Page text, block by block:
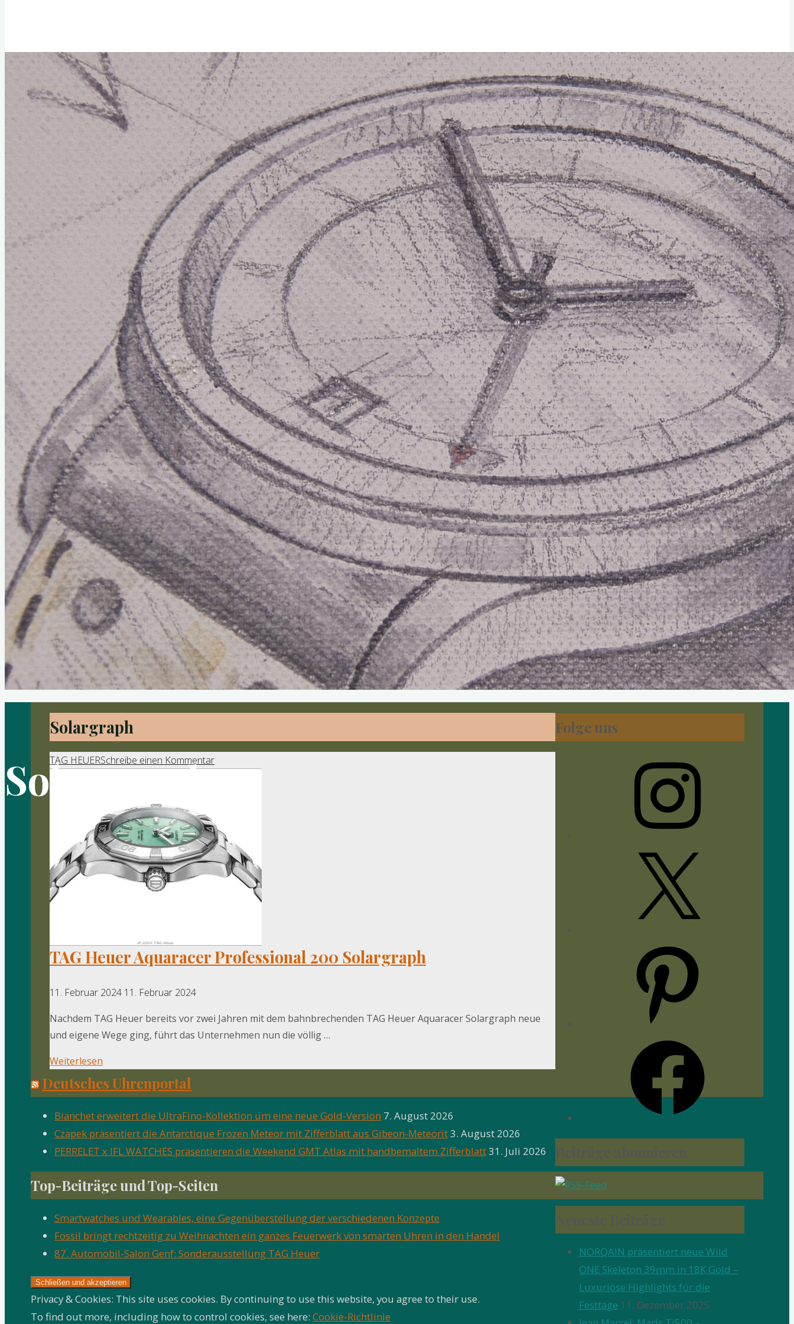
Solargraph
Solargraph
TAG HEUERSchreibe einen Kommentar
TAG Heuer Aquaracer Professional 200 Solargraph
11. Februar 2024 11. Februar 2024
Nachdem TAG Heuer bereits vor zwei Jahren mit dem bahnbrechenden TAG Heuer Aquaracer Solargraph neue
und eigene Wege ging, führt das Unternehmen nun die völlig …
Weiterlesen
Heuer
Aquaracer
Professional
Folge uns
Beiträge abonnieren
Neueste Beiträge
NORQAIN präsentiert neue Wild
ONE Skeleton 39mm in 18K Gold –
Luxuriöse Highlights für die
Festtage 11. Dezember 2025
Deutsches Uhrenportal
Bianchet erweitert die UltraFino-Kollektion um eine neue Gold-Version 7. August 2026
Czapek präsentiert die Antarctique Frozen Meteor mit Zifferblatt aus Gibeon-Meteorit3. August 2026
PERRELET x IFL WATCHES präsentieren die Weekend GMT Atlas mit handbemaltem Zifferblatt31. Juli 2026
Top-Beiträge und Top-Seiten
Smartwatches und Wearables, eine Gegenüberstellung der verschiedenen Konzepte
Fossil bringt rechtzeitig zu Weihnachten ein ganzes Feuerwerk von smarten Uhren in den Handel
87. Automobil-Salon Genf: Sonderausstellung TAG Heuer
Privacy & Cookies: This site uses cookies. By continuing to use this website, you agree to their use.
To find out more, including how to control cookies, see here: Cookie-Richtlinie